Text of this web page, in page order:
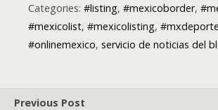
Categories: #listing, #mexicoborder,
#mexicolist, #mexicolisting,
#onlinemexico, servicio de noticias del
Previous Post